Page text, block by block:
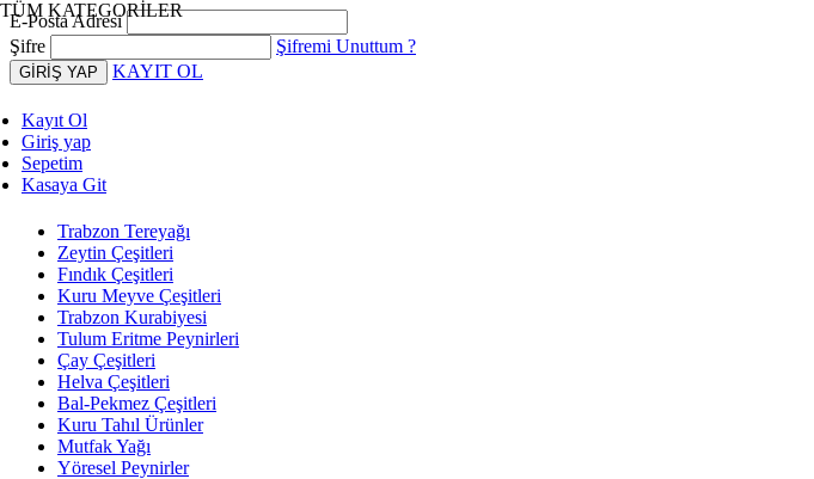
E-Posta Adresi
Şifre
Şifremi Unuttum ?
KAYIT OL
Kayıt Ol
Giriş yap
Sepetim
Kasaya Git
Trabzon Tereyağı
Zeytin Çeşitleri
Fındık Çeşitleri
Kuru Meyve Çeşitleri
Trabzon Kurabiyesi
Tulum Eritme Peynirleri
Çay Çeşitleri
Helva Çeşitleri
Bal-Pekmez Çeşitleri
Kuru Tahıl Ürünler
Mutfak Yağı
Yöresel Peynirler
TÜM KATEGORİLER